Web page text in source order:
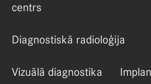
centrs
Diagnostiskā radioloģija
Vizuālā diagnostika